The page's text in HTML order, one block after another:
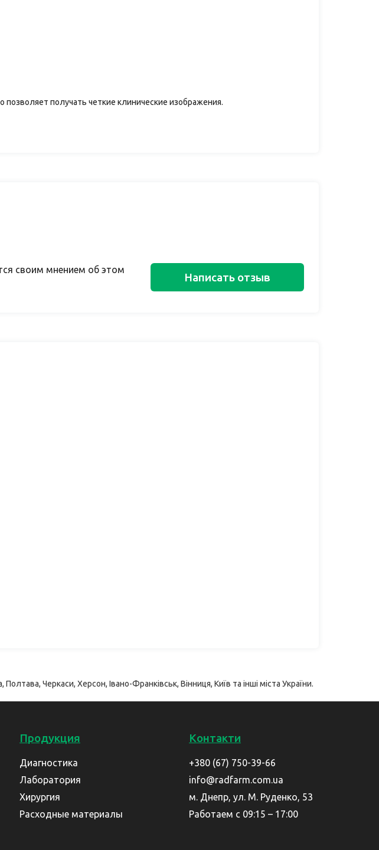
получать четкие клинические изображения.
своим мнением об этом
Написать отзыв
Черкаси, Херсон, Івано-Франківськ, Вінниця, Київ та інші міста України.
Продукция
Диагностика
Лаборатория
Хирургия
Расходные материалы
Контакти
+380 (67) 750-39-66
info@radfarm.com.ua
м. Днепр, ул. М. Руденко, 53
Работаем с 09:15 – 17:00